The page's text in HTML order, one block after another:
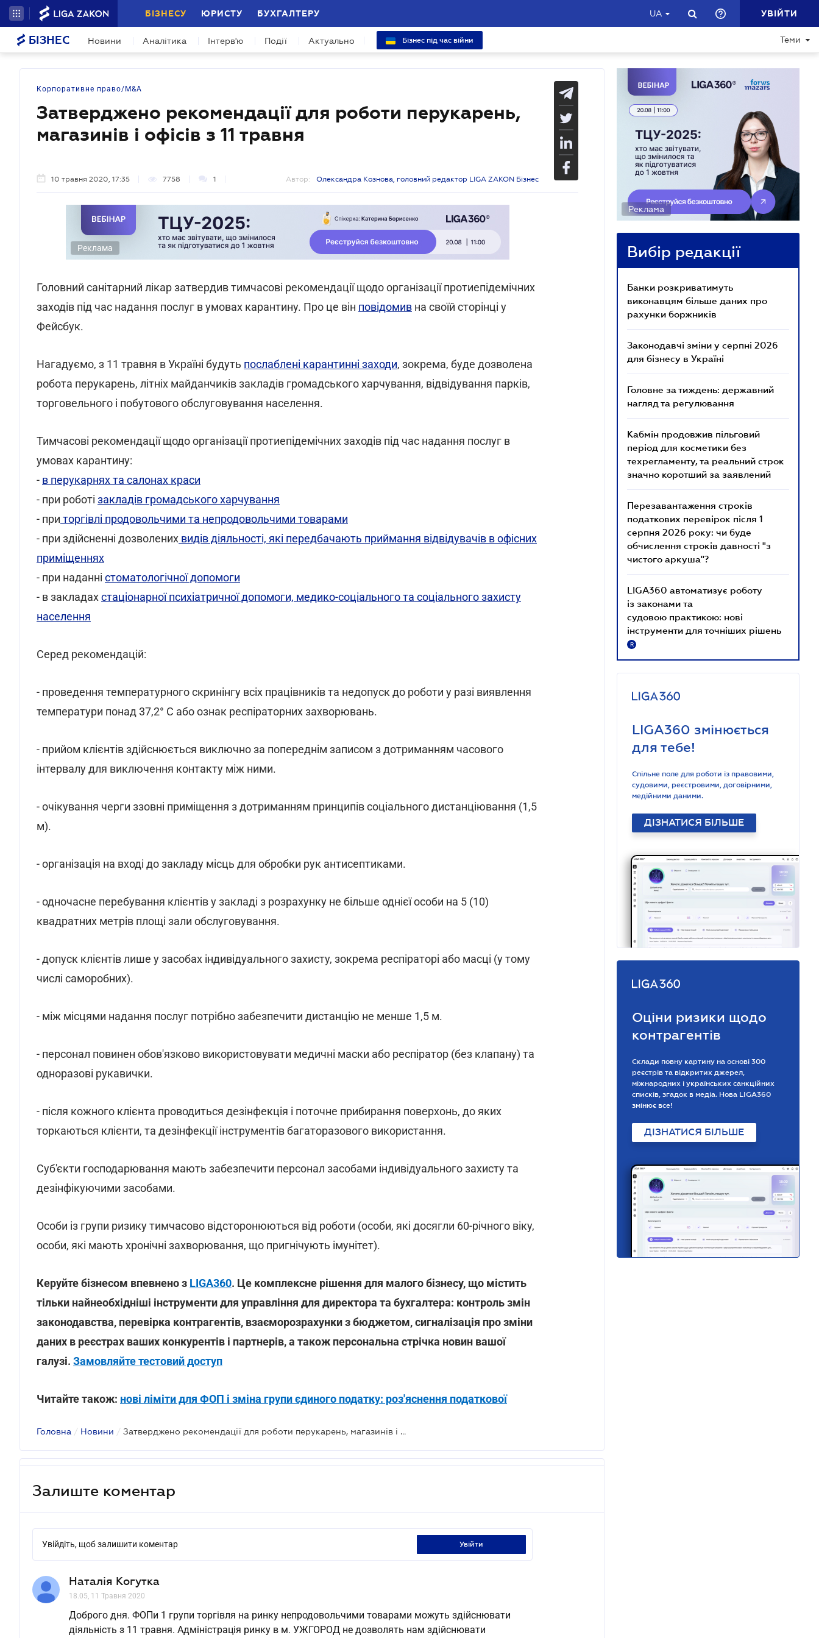
БІЗНЕСУ ЮРИСТУ БУХГАЛТЕРУ UA УВІЙТИ
БІЗНЕС Новини Аналітика Інтерв'ю Події Актуально Бізнес під час війни Теми
Корпоративне право/M&A
Затверджено рекомендації для роботи перукарень,
магазинів і офісів з 11 травня
10 травня 2020, 17:35 7758 1 Автор: Олександра Кознова, головний редактор LIGA ZAKON Бізнес
Реклама
Головний санітарний лікар затвердив тимчасові рекомендації щодо організації протиепідемічних
заходів під час надання послуг в умовах карантину. Про це він повідомив на своїй сторінці у
Фейсбук.
Нагадуємо, з 11 травня в Україні будуть послаблені карантинні заходи, зокрема, буде дозволена
робота перукарень, літніх майданчиків закладів громадського харчування, відвідування парків,
торговельного і побутового обслуговування населення.
Тимчасові рекомендації щодо організації протиепідемічних заходів під час надання послуг в
умовах карантину:
- в перукарнях та салонах краси
- при роботі закладів громадського харчування
- при торгівлі продовольчими та непродовольчими товарами
- при здійсненні дозволених видів діяльності, які передбачають приймання відвідувачів в офісних
приміщеннях
- при наданні стоматологічної допомоги
- в закладахстаціонарної психіатричної допомоги, медико-соціального та соціального захисту
населення
Серед рекомендацій:
- проведення температурного скринінгу всіх працівників та недопуск до роботи у разі виявлення
температури понад 37,2° C або ознак респіраторних захворювань.
- прийом клієнтів здійснюється виключно за попереднім записом з дотриманням часового
інтервалу для виключення контакту між ними.
- очікування черги ззовні приміщення з дотриманням принципів соціального дистанціювання (1,5
м).
- організація на вході до закладу місць для обробки рук антисептиками.
- одночасне перебування клієнтів у закладі з розрахунку не більше однієї особи на 5 (10)
квадратних метрів площі зали обслуговування.
- допуск клієнтів лише у засобах індивідуального захисту, зокрема респіраторі або масці (у тому
числі саморобних).
- між місцями надання послуг потрібно забезпечити дистанцію не менше 1,5 м.
- персонал повинен обов'язково використовувати медичні маски або респіратор (без клапану) та
одноразові рукавички.
- після кожного клієнта проводиться дезінфекція і поточне прибирання поверхонь, до яких
торкаються клієнти, та дезінфекції інструментів багаторазового використання.
Суб'єкти господарювання мають забезпечити персонал засобами індивідуального захисту та
дезінфікуючими засобами.
Особи із групи ризику тимчасово відсторонюються від роботи (особи, які досягли 60-річного віку,
особи, які мають хронічні захворювання, що пригнічують імунітет).
Керуйте бізнесом впевнено з LIGA360. Це комплексне рішення для малого бізнесу, що містить
тільки найнеобхідніші інструменти для управління для директора та бухгалтера: контроль змін
законодавства, перевірка контрагентів, взаєморозрахунки з бюджетом, сигналізація про зміни
даних в реєстрах ваших конкурентів і партнерів, а також персональна стрічка новин вашої
галузі. Замовляйте тестовий доступ
Читайте також: нові ліміти для ФОП і зміна групи єдиного податку: роз'яснення податкової
Головна / Новини / Затверджено рекомендації для роботи перукарень, магазинів і офісів з 11 травня
Залиште коментар
Увійдіть, щоб залишити коментар увійти
Наталія Когутка
18.05, 11 Травня 2020
Доброго дня. ФОПи 1 групи торгівля на ринку непродовольчими товарами можуть здійснювати
діяльність з 11 травня. Адміністрація ринку в м. УЖГОРОД не дозволять нам здійснювати
Реклама
Вибір редакції
Банки розкриватимуть
виконавцям більше даних про
рахунки боржників
Законодавчі зміни у серпні 2026
для бізнесу в Україні
Головне за тиждень: державний
нагляд та регулювання
Кабмін продовжив пільговий
період для косметики без
техрегламенту, та реальний строк
значно коротший за заявлений
Перезавантаження строків
податкових перевірок після 1
серпня 2026 року: чи буде
обчислення строків давності "з
чистого аркуша"?
LIGA360 автоматизує роботу
із законами та
судовою практикою: нові
інструменти для точніших рішень
R
LIGA360 змінюється
для тебе!
Спільне поле для роботи із правовими,
судовими, реєстровими, договірними,
медійними даними.
ДІЗНАТИСЯ БІЛЬШЕ
Оціни ризики щодо
контрагентів
Склади повну картину на основі 300
реєстрів та відкритих джерел,
міжнародних і українських санкційних
списків, згадок в медіа. Нова LIGA360
змінює все!
ДІЗНАТИСЯ БІЛЬШЕ